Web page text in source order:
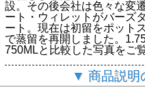
設。その後会社は色々な変
ート・ウィレットがバーズ
ート。現在は初留をポット
で蒸留を再開しました。
750MLと比較した写真をご
▼ 商品説明